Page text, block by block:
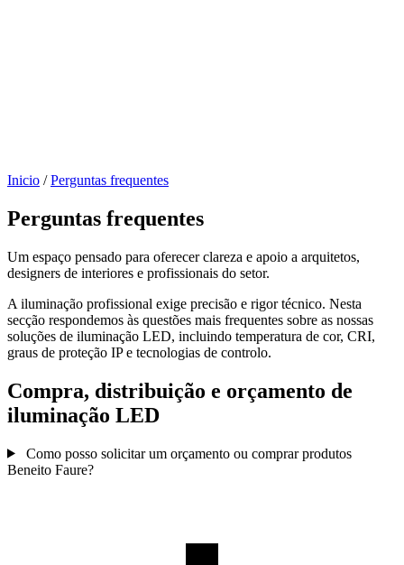
Inicio / Perguntas frequentes
Perguntas frequentes
Um espaço pensado para oferecer clareza e apoio a arquitetos,
designers de interiores e profissionais do setor.
A iluminação profissional exige precisão e rigor técnico. Nesta
secção respondemos às questões mais frequentes sobre as nossas
soluções de iluminação LED, incluindo temperatura de cor, CRI,
graus de proteção IP e tecnologias de controlo.
Compra, distribuição e orçamento de
iluminação LED
Como posso solicitar um orçamento ou comprar produtos
Beneito Faure?